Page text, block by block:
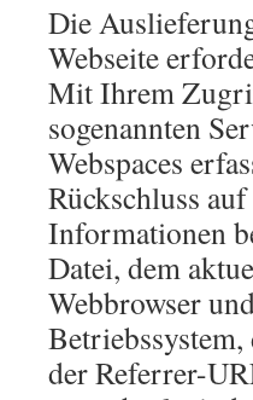
Die
Webseite
Mit Ihrem
sogenannten
Webspaces
Rückschluss
Informationen
Datei, dem
Webbrowser
der Referrer-